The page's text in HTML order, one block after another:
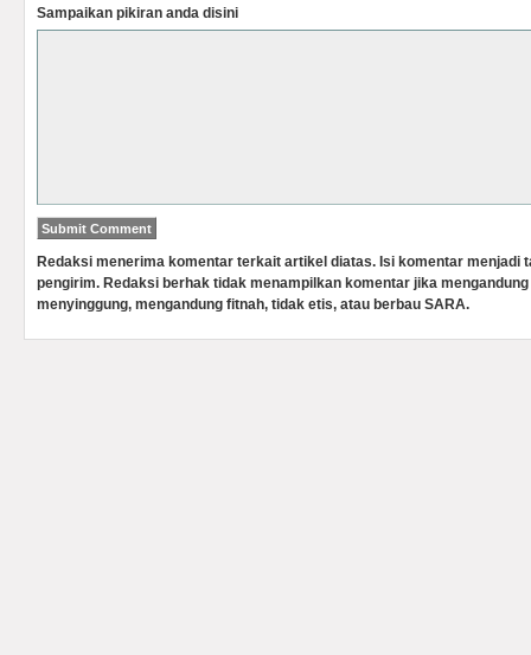
Sampaikan pikiran anda disini
Redaksi menerima komentar terkait artikel diatas. Isi komentar menjadi
pengirim. Redaksi berhak tidak menampilkan komentar jika
menyinggung, mengandung fitnah, tidak etis, atau berbau SARA.